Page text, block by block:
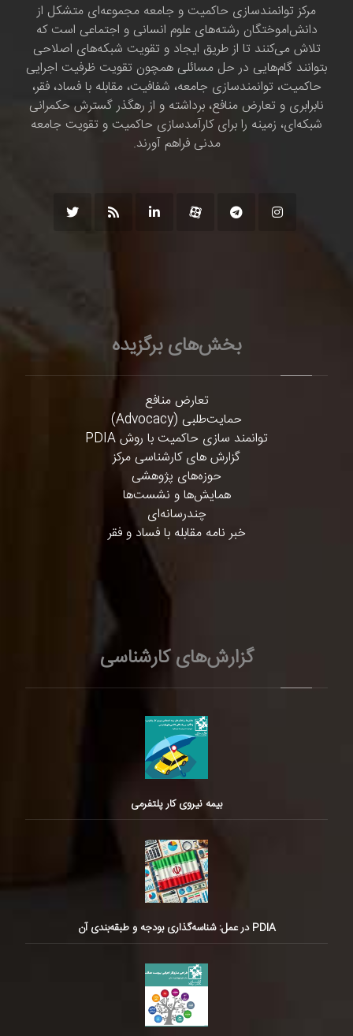
مرکز توانمندسازی حاکمیت و جامعه مجموعه‌ای متشکل از
دانش‌اموختگان رشته‌های علوم انسانی و اجتماعی است که
تلاش می‌کنند تا از طریق ایجاد و تقویت شبکه‌های اصلاحی
بتوانند گام‌هایی در حل مسائلی همچون تقویت ظرفیت اجرایی
حاکمیت، توانمندسازی جامعه، شفافیت، مقابله با فساد، فقر،
نابرابری و تعارض منافع، برداشته و از رهگذر گسترش حکمرانی
شبکه‌ای، زمینه را برای کارآمدسازی حاکمیت و تقویت جامعه
مدنی فراهم آورند.
بخش‌های برگزیده
تعارض منافع
حمایت‌طلبی (Advocacy)
توانمند سازی حاکمیت با روش PDIA
گزارش های کارشناسی مرکز
حوزه‌های پژوهشی
همایش‌ها و نشست‌ها
چندرسانه‌ای
خبر نامه مقابله با فساد و فقر
گزارش‌های کارشناسی
بیمه نیروی کار پلتفرمی
PDIA در عمل: شناسه‌گذاری بودجه و طبقه‌بندی آن